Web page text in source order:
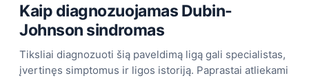
Kaip diagnozuojamas Dubin-
Johnson sindromas
Tiksliai diagnozuoti šią paveldimą ligą gali specialistas,
įvertinęs simptomus ir ligos istoriją. Paprastai atliekami